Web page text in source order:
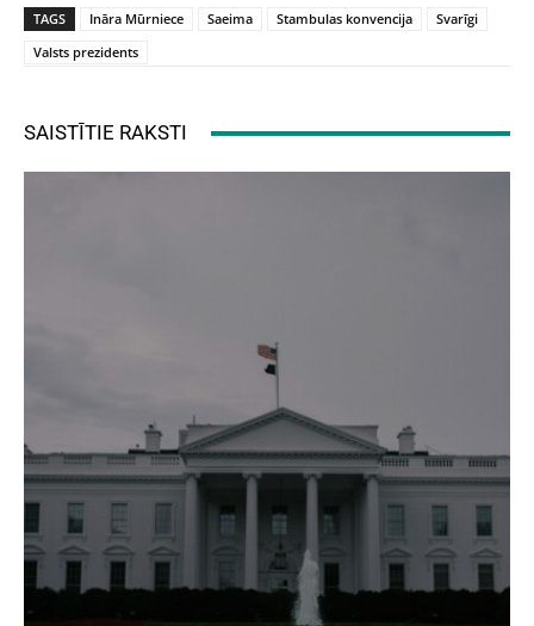
TAGS Ināra Mūrniece Saeima Stambulas konvencija
Svarīgi
Valsts prezidents
SAISTĪTIE RAKSTI